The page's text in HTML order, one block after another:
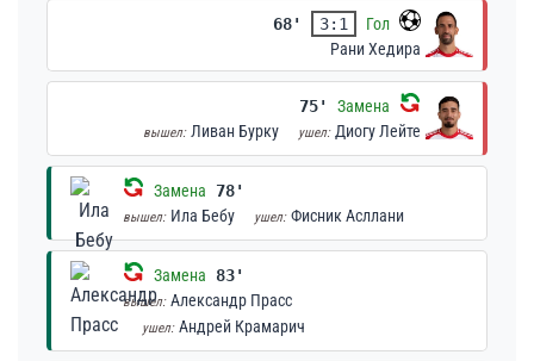
68' 3:1
Гол
Рани Хедира
75' Замена
вышел: Ливан Бурку ушел: Диогу Лейте
Замена 78'
вышел: Ила Бебу ушел: Фисник Асллани
Замена 83'
вышел: Александр Прасс
ушел: Андрей Крамарич